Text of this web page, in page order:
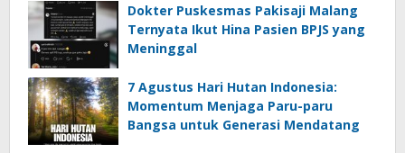
Dokter Puskesmas Pakisaji Malang
Ternyata Ikut Hina Pasien BPJS yang
Meninggal
7 Agustus Hari Hutan Indonesia:
Momentum Menjaga Paru-paru
Bangsa untuk Generasi Mendatang